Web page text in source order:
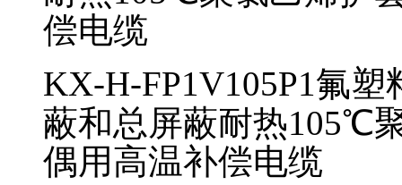
偿电缆
KX-H-FP1V105P1氟塑
蔽和总屏蔽耐热105℃
偶用高温补偿电缆